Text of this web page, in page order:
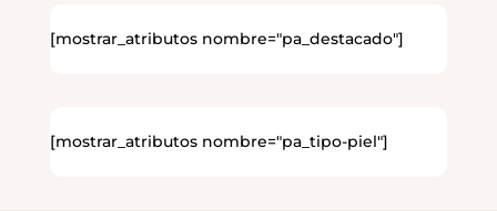
[mostrar_atributos nombre="pa_destacado"]
[mostrar_atributos nombre="pa_tipo-piel"]